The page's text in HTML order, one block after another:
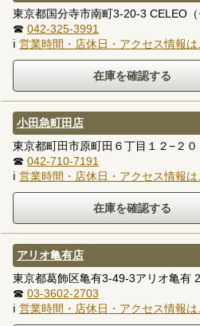
東京都国分寺市南町3-20-3 CELEO
☎ 042-325-3991
ℹ 営業時間・店休日・アクセス情報は
小田急町田店
東京都町田市原町田６丁目１２−２
☎ 042-710-7191
ℹ 営業時間・店休日・アクセス情報は
アリオ亀有店
東京都葛飾区亀有3-49-3アリオ亀有
☎ 03-3602-2703
ℹ 営業時間・店休日・アクセス情報は